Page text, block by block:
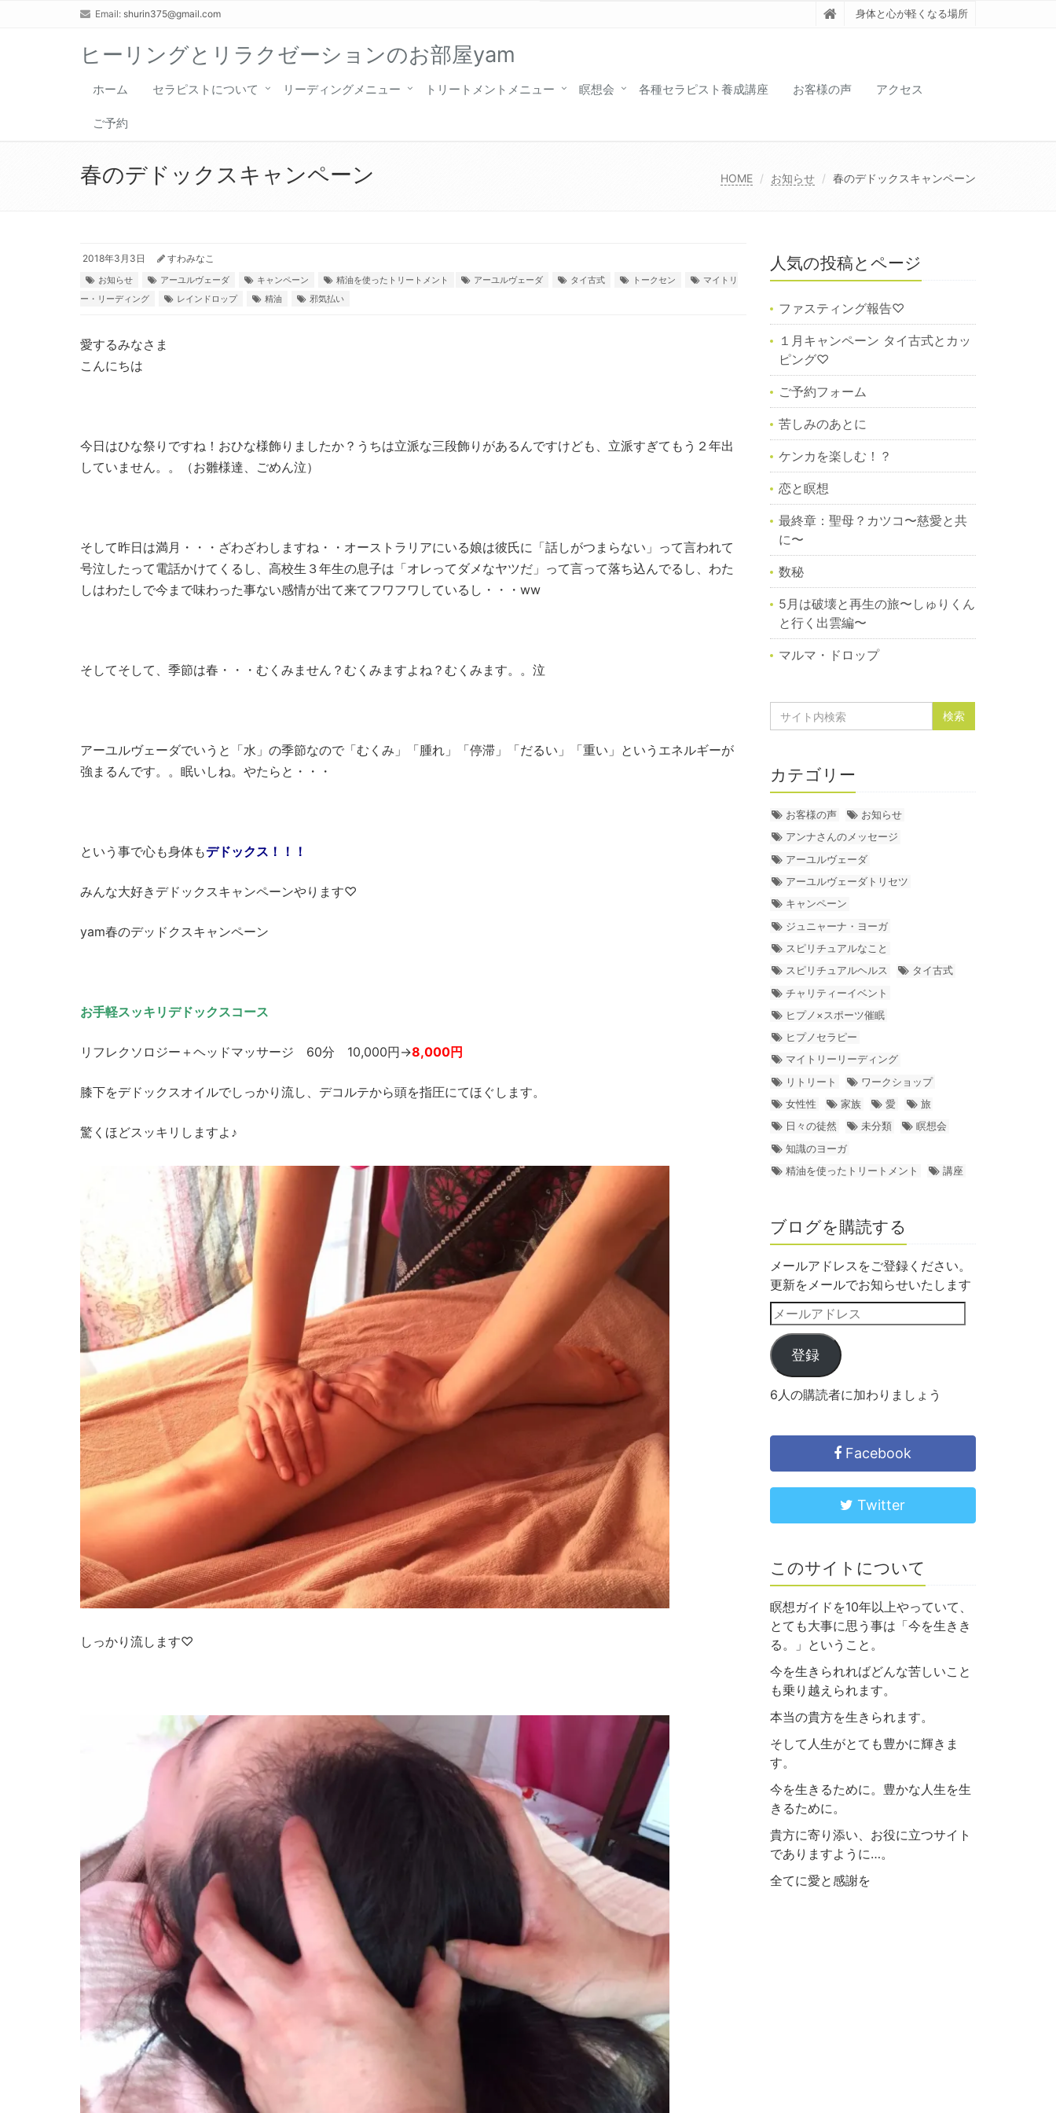
Email: shurin375@gmail.com 身体と心が軽くなる場所
ヒーリングとリラクゼーションのお部屋yam
ホーム セラピストについて リーディングメニュー トリートメントメニュー 瞑想会 各種セラピスト養成講座 お客様の声 アクセス
ご予約
春のデドックスキャンペーン HOME お知らせ 春のデドックスキャンペーン
2018年3月3日 すわみなこ
お知らせ アーユルヴェーダ キャンペーン 精油を使ったトリートメント アーユルヴェーダ タイ古式 トークセン
マイトリ
ー・リーディング
レインドロップ 精油 邪気払い
愛するみなさま
こんにちは
今日はひな祭りですね！おひな様飾りましたか？うちは立派な三段飾りがあるんですけども、立派すぎてもう２年出
していません。。（お雛様達、ごめん泣）
そして昨日は満月・・・ざわざわしますね・・オーストラリアにいる娘は彼氏に「話しがつまらない」って言われて
号泣したって電話かけてくるし、高校生３年生の息子は「オレってダメなヤツだ」って言って落ち込んでるし、わた
しはわたしで今まで味わった事ない感情が出て来てフワフワしているし・・・ww
そしてそして、季節は春・・・むくみません？むくみますよね？むくみます。。泣
アーユルヴェーダでいうと「水」の季節なので「むくみ」「腫れ」「停滞」「だるい」「重い」というエネルギーが
強まるんです。。眠いしね。やたらと・・・
という事で心も身体もデドックス！！！
みんな大好きデドックスキャンペーンやります♡
yam春のデッドクスキャンペーン
お手軽スッキリデドックスコース
リフレクソロジー＋ヘッドマッサージ 60分 10,000円→8,000円
膝下をデドックスオイルでしっかり流し、デコルテから頭を指圧にてほぐします。
驚くほどスッキリしますよ♪
しっかり流します♡
人気の投稿とページ
ファスティング報告♡
１月キャンペーン タイ古式とカッ
ピング♡
ご予約フォーム
苦しみのあとに
ケンカを楽しむ！？
恋と瞑想
最終章：聖母？カツコ〜慈愛と共
に〜
数秘
5月は破壊と再生の旅〜しゅりくん
と行く出雲編〜
マルマ・ドロップ
カテゴリー
お客様の声
お知らせ
アンナさんのメッセージ
アーユルヴェーダ
アーユルヴェーダトリセツ
キャンペーン
ジュニャーナ・ヨーガ
スピリチュアルなこと
スピリチュアルヘルス
タイ古式
チャリティーイベント
ヒプノ×スポーツ催眠
ヒプノセラピー
マイトリーリーディング
リトリート
ワークショップ
女性性
家族 愛
旅
日々の徒然
未分類
瞑想会
知識のヨーガ
精油を使ったトリートメント
講座
ブログを購読する
メールアドレスをご登録ください。
更新をメールでお知らせいたします
登録
6人の購読者に加わりましょう
Facebook
Twitter
このサイトについて
瞑想ガイドを10年以上やっていて、
とても大事に思う事は「今を生きき
る。」ということ。
今を生きられればどんな苦しいこと
も乗り越えられます。
本当の貴方を生きられます。
そして人生がとても豊かに輝きま
す。
今を生きるために。豊かな人生を生
きるために。
貴方に寄り添い、お役に立つサイト
でありますように…。
全てに愛と感謝を